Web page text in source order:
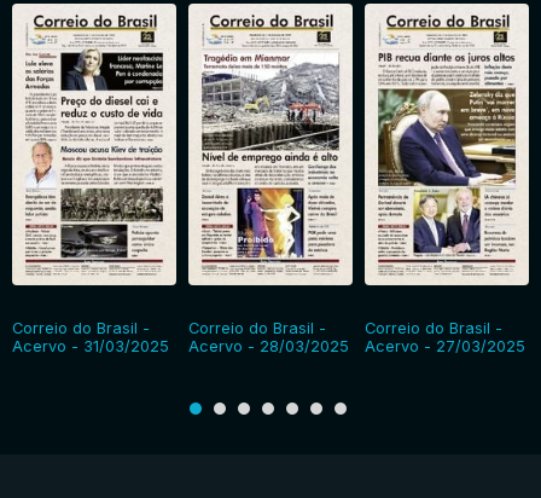
Correio do Brasil -
Acervo - 31/03/2025
Correio do Brasil -
Acervo - 28/03/2025
Correio do Brasil -
Acervo - 27/03/2025